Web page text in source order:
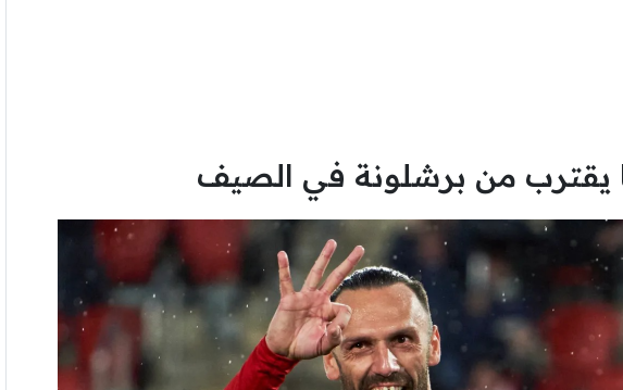
يقترب من برشلونة في الصيف